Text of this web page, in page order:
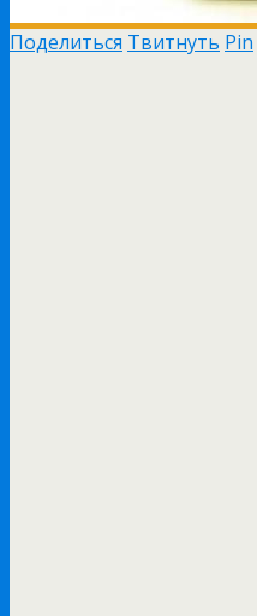
Поделиться Твитнуть Pin